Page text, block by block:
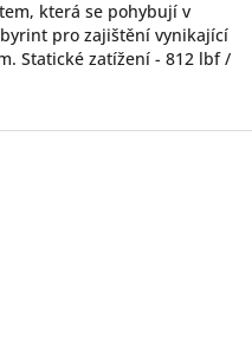
která se pohybují v
pro zajištění vynikající
Statické zatížení - 812 lbf /